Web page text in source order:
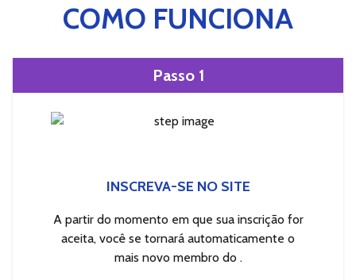
COMO FUNCIONA
Passo 1
INSCREVA-SE NO SITE
A partir do momento em que sua inscrição for
aceita, você se tornará automaticamente o
mais novo membro do .